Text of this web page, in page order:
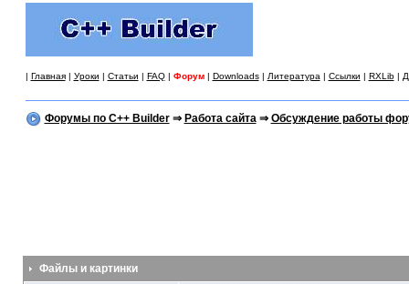
| Главная| Уроки | Статьи | FAQ| Форум | Downloads| Литература | Ссылки | RXLib|
Форумы по C++ Builder⇒ Работа сайта⇒ Обсуждение работы
Файлы и картинки